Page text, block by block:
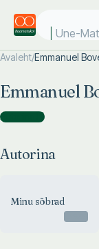
Une-
Avaleht/Emmanuel
Emmanuel
Autorina )
Autorina
Minu sõbrad